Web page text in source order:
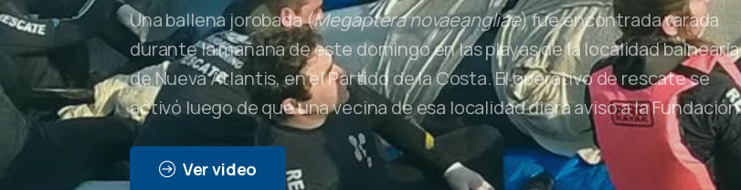
Una ballena jorobada (Megaptera novaeangliae) fue encontrada varada
durante la mañana de este domingo en las playas de la localidad balnearia
de Nueva Atlantis, en el Partido de la Costa. El operativo de rescate se
activó luego de que una vecina de esa localidad diera aviso a la Fundación
Ver video